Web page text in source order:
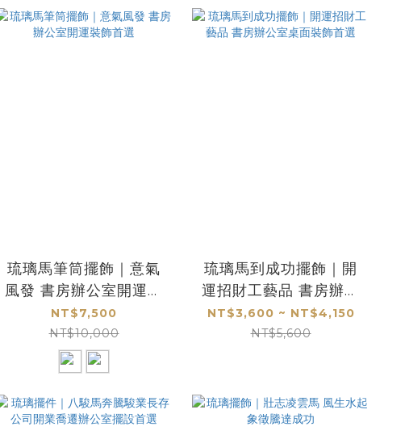
琉璃馬筆筒擺飾｜意氣
風發 書房辦公室開運裝
飾首選
NT$7,500
NT$10,000
琉璃馬到成功擺飾｜開
運招財工藝品 書房辦公
室桌面裝飾首選
NT$3,600 ~ NT$4,150
NT$5,600